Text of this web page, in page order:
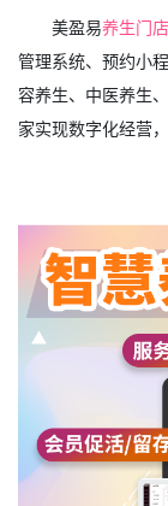
美盈易养生门
管理系统、预约小
容养生、中医养生
家实现数字化经营